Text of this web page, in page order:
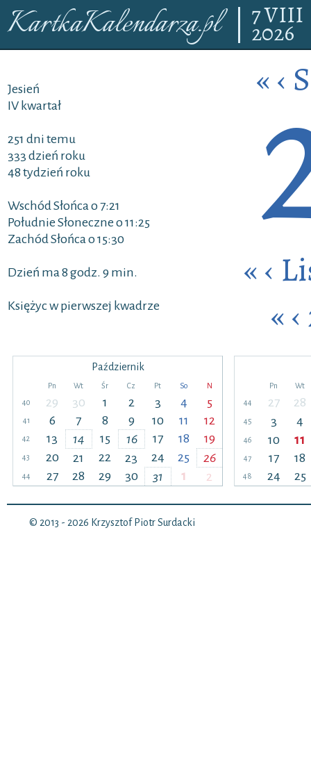
KartkaKalendarza.pl 7VIII
2026
Jesień
IV kwartał
251 dni temu
333 dzień roku
48 tydzień roku
Wschód Słońca o 7:21
Południe Słoneczne o 11:25
Zachód Słońca o 15:30
Dzień ma 8 godz. 9 min.
Księżyc w pierwszej kwadrze
«‹
«‹
«‹
Październik
Pn Wt Śr Cz Pt So
N
40
29 30 1 2 3 4 5
41 6 7 8 9 10 11 12
42 13 14 15 16 17 18 19
43 20 21 22 23 24 25 26
44 27 28 29 30 31 1 2
Pn
Wt
44
27 28
45 3 4
46 10 11
47 17 18
48 24 25
© 2013 - 2026 Krzysztof Piotr Surdacki